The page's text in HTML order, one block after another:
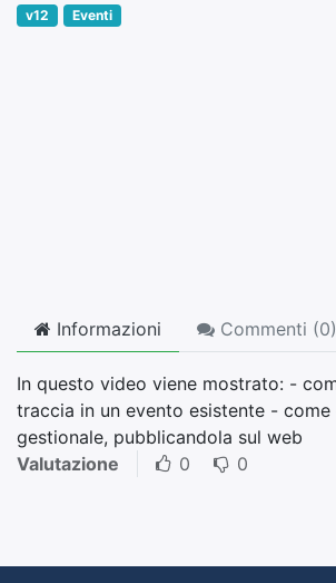
v12 Eventi
Informazioni Commenti (0)
In questo video viene mostrato: -
traccia in un evento esistente - come
gestionale, pubblicandola sul web
Valutazione
0 0